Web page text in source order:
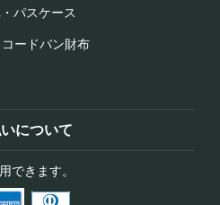
パスケース
コードバン財布
について
できます。